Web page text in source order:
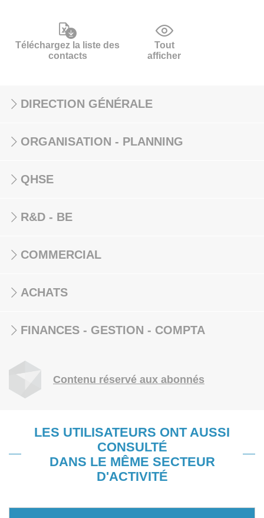
Téléchargez la liste des
contacts
Tout
afficher
DIRECTION GÉNÉRALE
ORGANISATION - PLANNING
QHSE
R&D - BE
COMMERCIAL
ACHATS
FINANCES - GESTION - COMPTA
Contenu réservé aux abonnés
LES UTILISATEURS ONT AUSSI
CONSULTÉ
DANS LE MÊME SECTEUR
D'ACTIVITÉ